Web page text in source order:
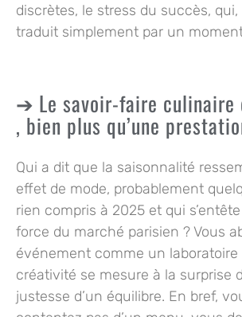
discrètes, le stress du succès,
traduit simplement par un
Le savoir-faire culinaire
, bien plus qu’une
Qui a dit que la saisonnalité
effet de mode, probablement
rien compris à 2025 et qui
force du marché parisien ? Vous
événement comme un
créativité se mesure à la surprise
justesse d’un équilibre. En bref,